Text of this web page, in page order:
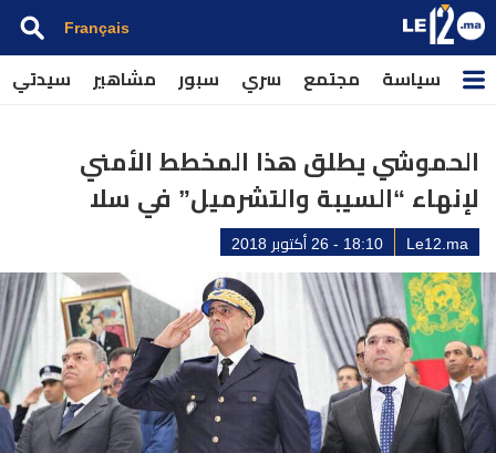
Français
سياسة مجتمع سري سبور مشاهير سيدتي
الحموشي يطلق هذا المخطط الأمني
لإنهاء “السيبة والتشرميل” في سلا
Le12.ma 18:10 - 26 أكتوبر 2018